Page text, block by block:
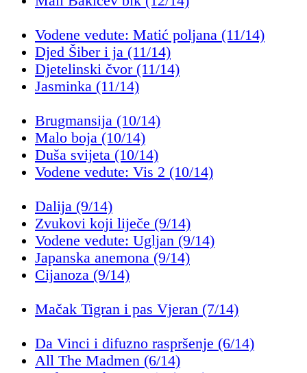
Vodene vedute: Matić poljana (11/14)
Djed Šiber i ja (11/14)
Djetelinski čvor (11/14)
Jasminka (11/14)
Brugmansija (10/14)
Malo boja (10/14)
Duša svijeta (10/14)
Vodene vedute: Vis 2 (10/14)
Dalija (9/14)
Zvukovi koji liječe (9/14)
Vodene vedute: Ugljan (9/14)
Japanska anemona (9/14)
Cijanoza (9/14)
Mačak Tigran i pas Vjeran (7/14)
Da Vinci i difuzno raspršenje (6/14)
All The Madmen (6/14)